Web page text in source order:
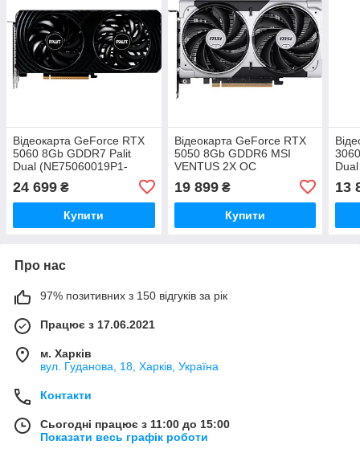
Відеокарта GeForce RTX
5060 8Gb GDDR7 Palit
Dual (NE75060019P1-
24 699 ₴
Купити
Відеокарта GeForce RTX
5050 8Gb GDDR6 MSI
VENTUS 2X OC
19 899₴
Купити
13
Про нас
97% позитивних з 150 відгуків за рік
Працює з 17.06.2021
м. Харків
вул. Гуданова, 18, Харків, Україна
Контакти
Сьогодні працює з 11:00 до 15:00
Показати весь графік роботи